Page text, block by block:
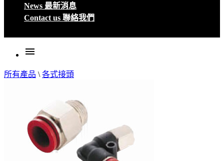
News 最新消息
Contact us 聯絡我們
menu
所有產品 \ 各式接頭